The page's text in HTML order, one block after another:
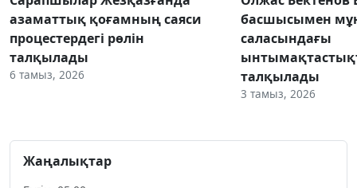
азаматтық қоғамның саяси
процестердегі рөлін
талқылады
6 тамыз, 2026
басшысымен
саласындағы
талқылады
3 тамыз, 2026
Жаңалықтар